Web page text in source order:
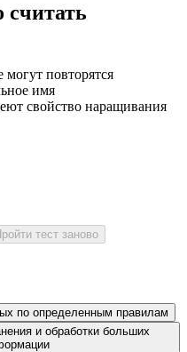
считать
могут повторятся
имя
свойство наращивания
тест заново
по определенным правилам
и обработки больших